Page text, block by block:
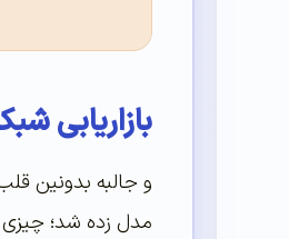
بازاریابی شبکه
مدل زده شد؛ چیزی